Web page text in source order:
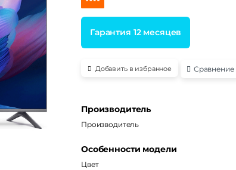
Гарантия 12 месяцев
Добавить в избранное Сравнение
Производитель
Производитель
Особенности модели
Цвет